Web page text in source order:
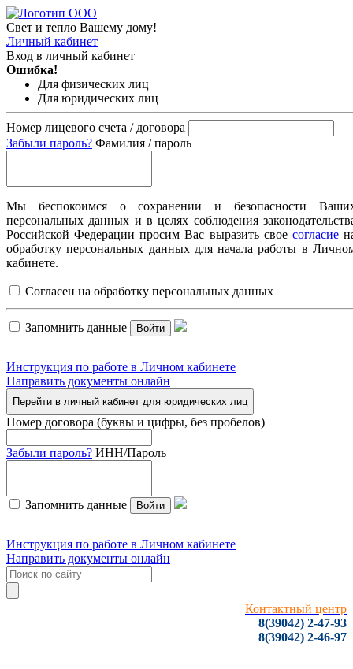
Свет и тепло Вашему дому!
Личный кабинет
Вход в личный кабинет
Ошибка!
Для физических лиц
Для юридических лиц
Номер лицевого счета / договора
Забыли пароль? Фамилия / пароль
Мы беспокоимся о сохранении и безопасности
персональных данных и в целях соблюдения
Российской Федерации просим Вас выразить свое согласие
обработку персональных данных для начала работы в
кабинете.
Согласен на обработку персональных данных
Запомнить данные Войти
Инструкция по работе в Личном кабинете
Направить документы онлайн
Перейти в личный кабинет для юридических лиц
Номер договора (буквы и цифры, без пробелов)
Забыли пароль? ИНН/Пароль
Запомнить данные Войти
Инструкция по работе в Личном кабинете
Направить документы онлайн
Контактный центр
8(39042) 2-47-93
8(39042) 2-46-97